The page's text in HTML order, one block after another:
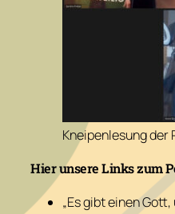
Kneipenlesung der
Hier unsere Links zum
„Es gibt einen